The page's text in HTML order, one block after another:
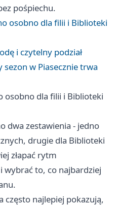
pośpiechu.
osobno dla filii i Biblioteki
i czytelny podział
sezon w Piasecznie trwa
osobno dla filii i Biblioteki
dwa zestawienia - jedno
drugie dla Biblioteki
złapać rytm
wybrać to, co najbardziej
często najlepiej pokazują,